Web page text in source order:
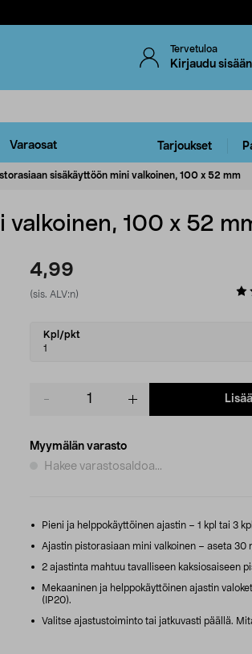
Tervetuloa
Kirjaudu
Varaosat Tarjoukset
sisäkäyttöön mini valkoinen, 100 x 52 mm
100 x 52
4,99
(sis. ALV:n)
Select
variant
Kpl/pkt
1
Myymälän varasto
Hakee varastosaldoa...
Pieni ja helppokäyttöinen ajastin – 1 kpl tai 3
Ajastin pistorasiaan mini valkoinen – aseta 30
2 ajastinta mahtuu tavalliseen kaksiosaiseen
Mekaaninen ja helppokäyttöinen ajastin
(IP20).
Valitse ajastustoiminto tai jatkuvasti päällä.